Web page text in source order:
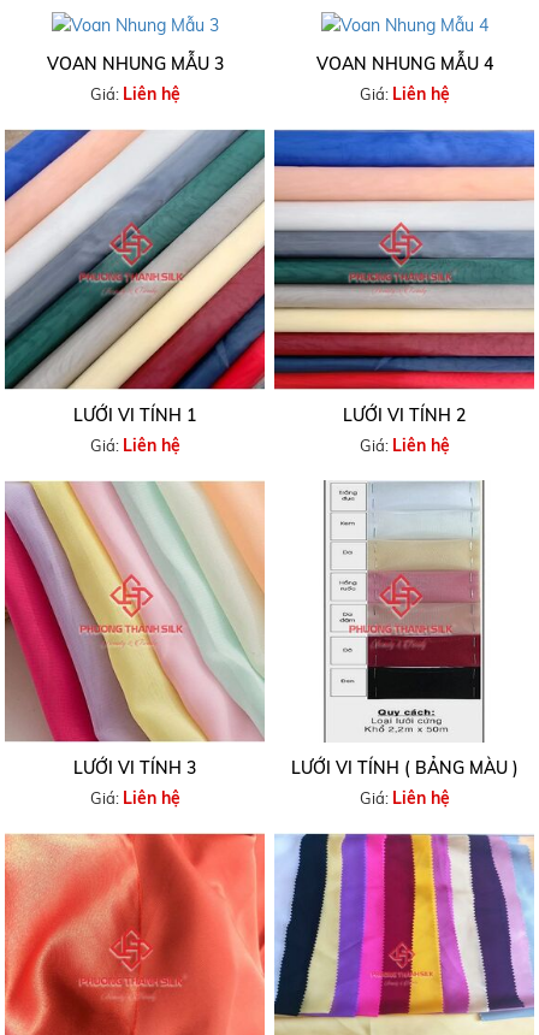
VOAN NHUNG MẪU 3
Giá: Liên hệ
VOAN NHUNG MẪU 4
Giá: Liên hệ
LƯỚI VI TÍNH 1
Giá: Liên hệ
LƯỚI VI TÍNH 2
Giá: Liên hệ
LƯỚI VI TÍNH 3
Giá: Liên hệ
LƯỚI VI TÍNH ( BẢNG MÀU )
Giá: Liên hệ